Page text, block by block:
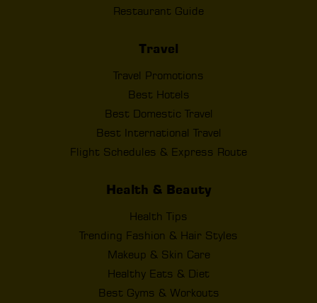
Restaurant Guide
Travel
Travel Promotions
Best Hotels
Best Domestic Travel
Best International Travel
Flight Schedules & Express Route
Health & Beauty
Health Tips
Trending Fashion & Hair Styles
Makeup & Skin Care
Healthy Eats & Diet
Best Gyms & Workouts